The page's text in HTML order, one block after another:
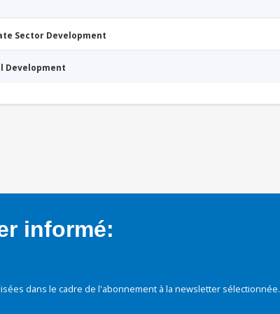
Sector Development
Development
informé:
dans le cadre de l'abonnement à la newsletter sélectionnée.